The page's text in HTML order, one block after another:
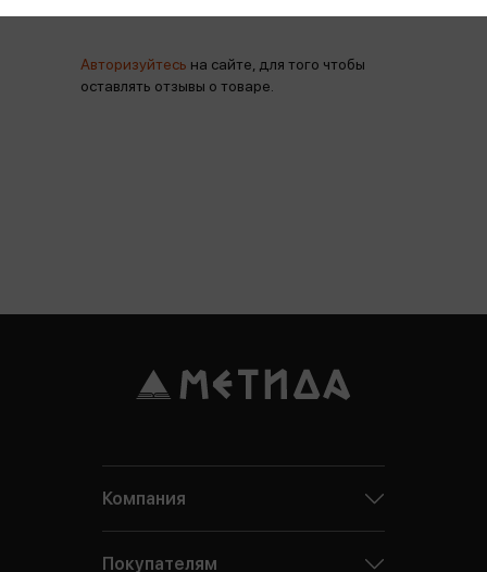
Авторизуйтесь на сайте, для того чтобы
оставлять отзывы о товаре.
Компания
Покупателям